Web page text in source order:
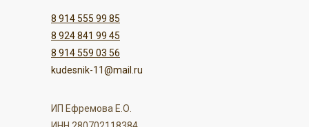
kudesnik-11@mail.ru
8 914 559 03 56
8 914 555 99 85
8 924 841 99 45
ИП Ефремова Е.О.